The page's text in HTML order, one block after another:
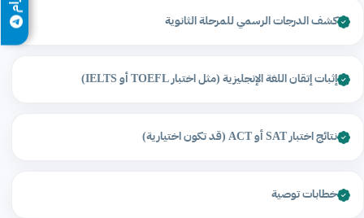
كشف الدرجات الرسمي للمرحلة الثانوية
إثبات إتقان اللغة الإنجليزية (مثل اختبار TOEFL أو IELTS)
نتائج اختبار SAT أو ACT (قد تكون اختيارية)
خطابات توصية